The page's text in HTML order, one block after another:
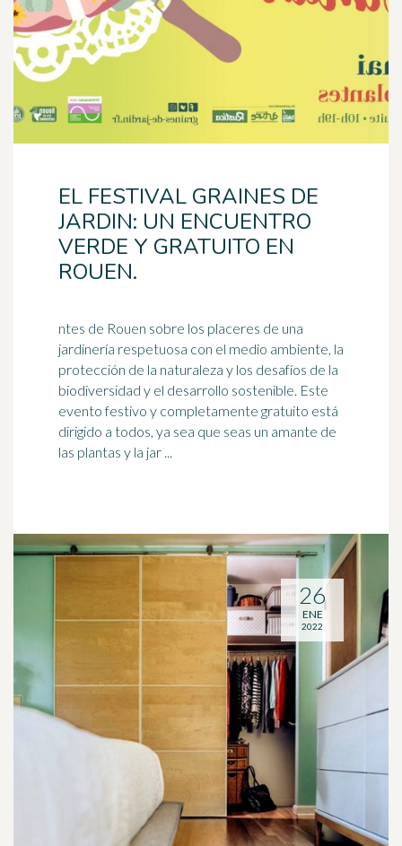
EL FESTIVAL GRAINES DE
JARDIN: UN ENCUENTRO
VERDE Y GRATUITO EN
ROUEN.
ntes de Rouen sobre los placeres de una
jardinería respetuosa con el medio ambiente, la
protección de la naturaleza y los desafíos de la
biodiversidad y el desarrollo sostenible. Este
evento festivo y completamente gratuito está
dirigido a todos, ya sea que seas un amante de
las plantas y la jar ...
26
ENE
2022